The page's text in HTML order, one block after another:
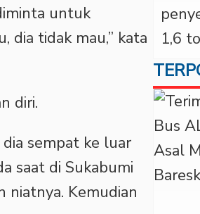
untuk
dia tidak mau,” kata
diri.
sempat ke luar
saat di Sukabumi
niatnya. Kemudian